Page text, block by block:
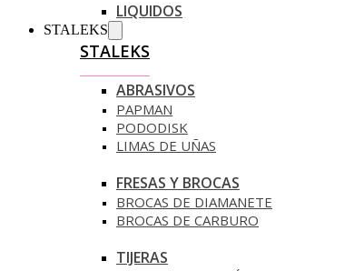
LIQUIDOS
STALEKS
STALEKS
ABRASIVOS
PAPMAN
PODODISK
LIMAS DE UÑAS
FRESAS Y BROCAS
BROCAS DE DIAMANETE
BROCAS DE CARBURO
TIJERAS